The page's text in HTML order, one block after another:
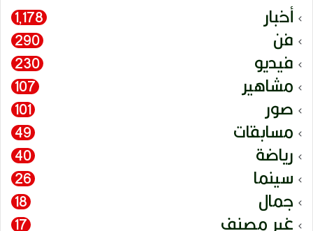
أخبار 1٬178
فن 290
فيديو 230
مشاهير 107
صور 101
مسابقات 49
رياضة 40
سينما 26
جمال 18
غير مصنف 17